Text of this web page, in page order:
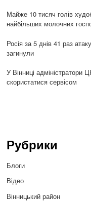
Майже 10 тисяч голів
найбільших молочних
Росія за 5 днів 41 раз
загинули
У Вінниці
скористатися сервісом
Рубрики
Блоги
Відео
Вінницький район